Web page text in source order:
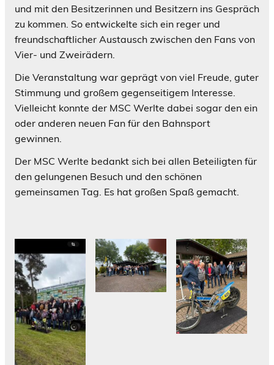
und mit den Besitzerinnen und Besitzern ins Gespräch
zu kommen. So entwickelte sich ein reger und
freundschaftlicher Austausch zwischen den Fans von
Vier- und Zweirädern.
Die Veranstaltung war geprägt von viel Freude, guter
Stimmung und großem gegenseitigem Interesse.
Vielleicht konnte der MSC Werlte dabei sogar den ein
oder anderen neuen Fan für den Bahnsport
gewinnen.
Der MSC Werlte bedankt sich bei allen Beteiligten für
den gelungenen Besuch und den schönen
gemeinsamen Tag. Es hat großen Spaß gemacht.